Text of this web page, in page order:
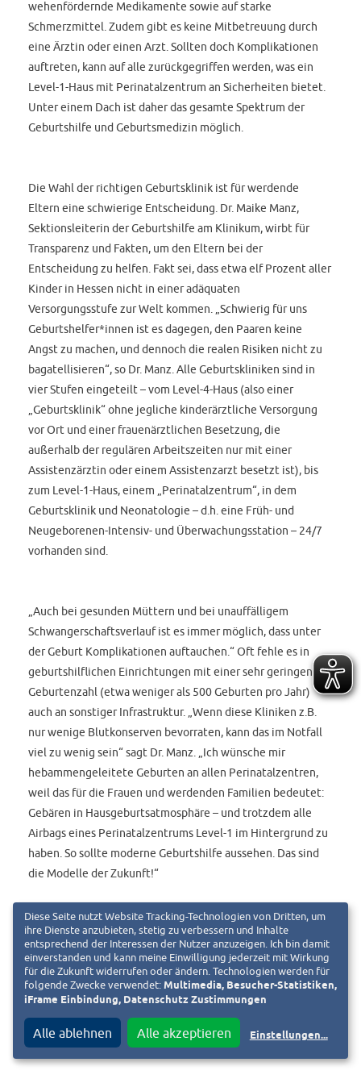
wehenfördernde Medikamente sowie auf starke
Schmerzmittel. Zudem gibt es keine Mitbetreuung durch
eine Ärztin oder einen Arzt. Sollten doch Komplikationen
auftreten, kann auf alle zurückgegriffen werden, was ein
Level-1-Haus mit Perinatalzentrum an Sicherheiten bietet.
Unter einem Dach ist daher das gesamte Spektrum der
Geburtshilfe und Geburtsmedizin möglich.
Die Wahl der richtigen Geburtsklinik ist für werdende
Eltern eine schwierige Entscheidung. Dr. Maike Manz,
Sektionsleiterin der Geburtshilfe am Klinikum, wirbt für
Transparenz und Fakten, um den Eltern bei der
Entscheidung zu helfen. Fakt sei, dass etwa elf Prozent aller
Kinder in Hessen nicht in einer adäquaten
Versorgungsstufe zur Welt kommen. „Schwierig für uns
Geburtshelfer*innen ist es dagegen, den Paaren keine
Angst zu machen, und dennoch die realen Risiken nicht zu
bagatellisieren“, so Dr. Manz. Alle Geburtskliniken sind in
vier Stufen eingeteilt – vom Level-4-Haus (also einer
„Geburtsklinik“ ohne jegliche kinderärztliche Versorgung
vor Ort und einer frauenärztlichen Besetzung, die
außerhalb der regulären Arbeitszeiten nur mit einer
Assistenzärztin oder einem Assistenzarzt besetzt ist), bis
zum Level-1-Haus, einem „Perinatalzentrum“, in dem
Geburtsklinik und Neonatologie – d.h. eine Früh- und
Neugeborenen-Intensiv- und Überwachungsstation – 24/7
vorhanden sind.
„Auch bei gesunden Müttern und bei unauffälligem
Schwangerschaftsverlauf ist es immer möglich, dass unter
der Geburt Komplikationen auftauchen.“ Oft fehle es in
geburtshilflichen Einrichtungen mit einer sehr geringen
Geburtenzahl (etwa weniger als 500 Geburten pro Jahr)
auch an sonstiger Infrastruktur. „Wenn diese Kliniken z.B.
nur wenige Blutkonserven bevorraten, kann das im Notfall
viel zu wenig sein“ sagt Dr. Manz. „Ich wünsche mir
hebammengeleitete Geburten an allen Perinatalzentren,
weil das für die Frauen und werdenden Familien bedeutet:
Gebären in Hausgeburtsatmosphäre – und trotzdem alle
Airbags eines Perinatalzentrums Level-1 im Hintergrund zu
haben. So sollte moderne Geburtshilfe aussehen. Das sind
die Modelle der Zukunft!“
Pressemitteilung Klinikum Darmstadt GmbH vom 6.01.2023
Diese Seite nutzt Website Tracking-Technologien von Dritten, um
ihre Dienste anzubieten, stetig zu verbessern und Inhalte
entsprechend der Interessen der Nutzer anzuzeigen. Ich bin damit
einverstanden und kann meine Einwilligung jederzeit mit Wirkung
für die Zukunft widerrufen oder ändern. Technologien werden für
folgende Zwecke verwendet: Multimedia, Besucher-Statistiken,
iFrame Einbindung, Datenschutz Zustimmungen
Alle ablehnen Alle akzeptieren Einstellungen...